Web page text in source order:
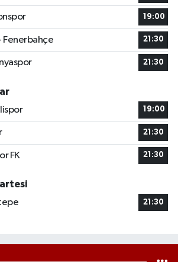
19:00
Fenerbahçe 21:30
21:30
19:00
21:30
FK 21:30
21:30